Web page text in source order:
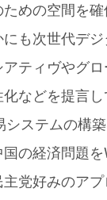
めの空間を
も次世代デ
ティヴやグ
などを提言し
システムの構
の経済問題を
主党好みのア